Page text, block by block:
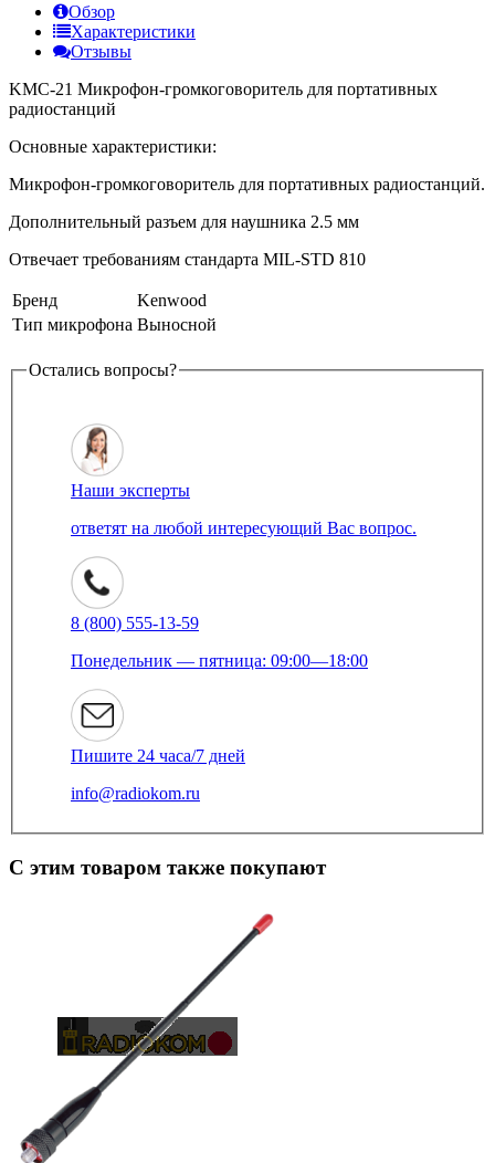
Обзор
Характеристики
Отзывы
KMC-21 Микрофон-громкоговоритель для портативных
радиостанций
Основные характеристики:
Микрофон-громкоговоритель для портативных радиостанций.
Дополнительный разъем для наушника 2.5 мм
Отвечает требованиям стандарта MIL-STD 810
Бренд
Kenwood
Тип микрофона Выносной
Остались вопросы?
Наши эксперты
ответят на любой интересующий Вас вопрос.
8 (800) 555-13-59
Понедельник — пятница: 09:00—18:00
Пишите 24 часа/7 дней
info@radiokom.ru
С этим товаром также покупают